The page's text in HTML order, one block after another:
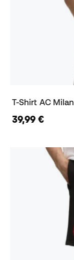
T-Shirt AC
39,99 €